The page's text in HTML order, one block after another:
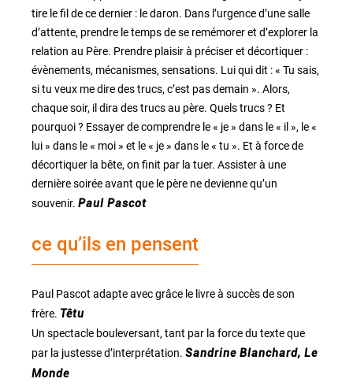
tire le fil de ce dernier : le daron. Dans l’urgence d’une salle
d’attente, prendre le temps de se remémorer et d’explorer la
relation au Père. Prendre plaisir à préciser et décortiquer :
évènements, mécanismes, sensations. Lui qui dit : « Tu sais,
si tu veux me dire des trucs, c’est pas demain ». Alors,
chaque soir, il dira des trucs au père. Quels trucs ? Et
pourquoi ? Essayer de comprendre le « je » dans le « il », le «
lui » dans le « moi » et le « je » dans le « tu ». Et à force de
décortiquer la bête, on finit par la tuer. Assister à une
dernière soirée avant que le père ne devienne qu’un
souvenir. Paul Pascot
ce qu’ils en pensent
Paul Pascot adapte avec grâce le livre à succès de son
frère. Têtu
Un spectacle bouleversant, tant par la force du texte que
par la justesse d’interprétation. Sandrine Blanchard, Le
Monde